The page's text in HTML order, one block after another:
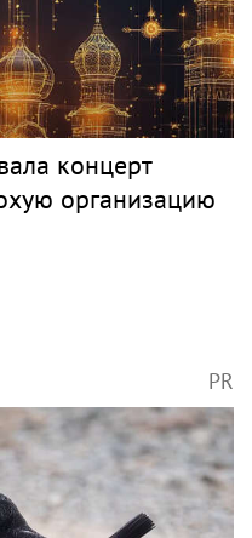
концерт
организацию
PR